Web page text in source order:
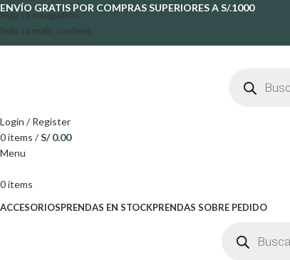
Skip to navigation
Skip to main content
ENVÍO GRATIS POR COMPRAS SUPERIORES A S/.1000
Login / Register
0items /S/0.00
Menu
0items
ACCESORIOSPRENDAS EN STOCKPRENDAS SOBRE PEDIDO